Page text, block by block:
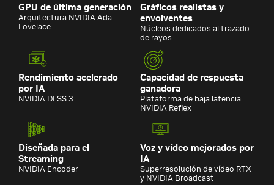
GPU de última generación
Arquitectura NVIDIA Ada
Lovelace
Gráficos realistas y
envolventes
Núcleos dedicados al trazado
de rayos
Rendimiento acelerado
por IA
NVIDIA DLSS 3
Capacidad de respuesta
ganadora
Plataforma de baja latencia
NVIDIA Reflex
Diseñada para el
Streaming
NVIDIA Encoder
Voz y vídeo mejorados por
IA
Superresolución de vídeo RTX
y NVIDIA Broadcast